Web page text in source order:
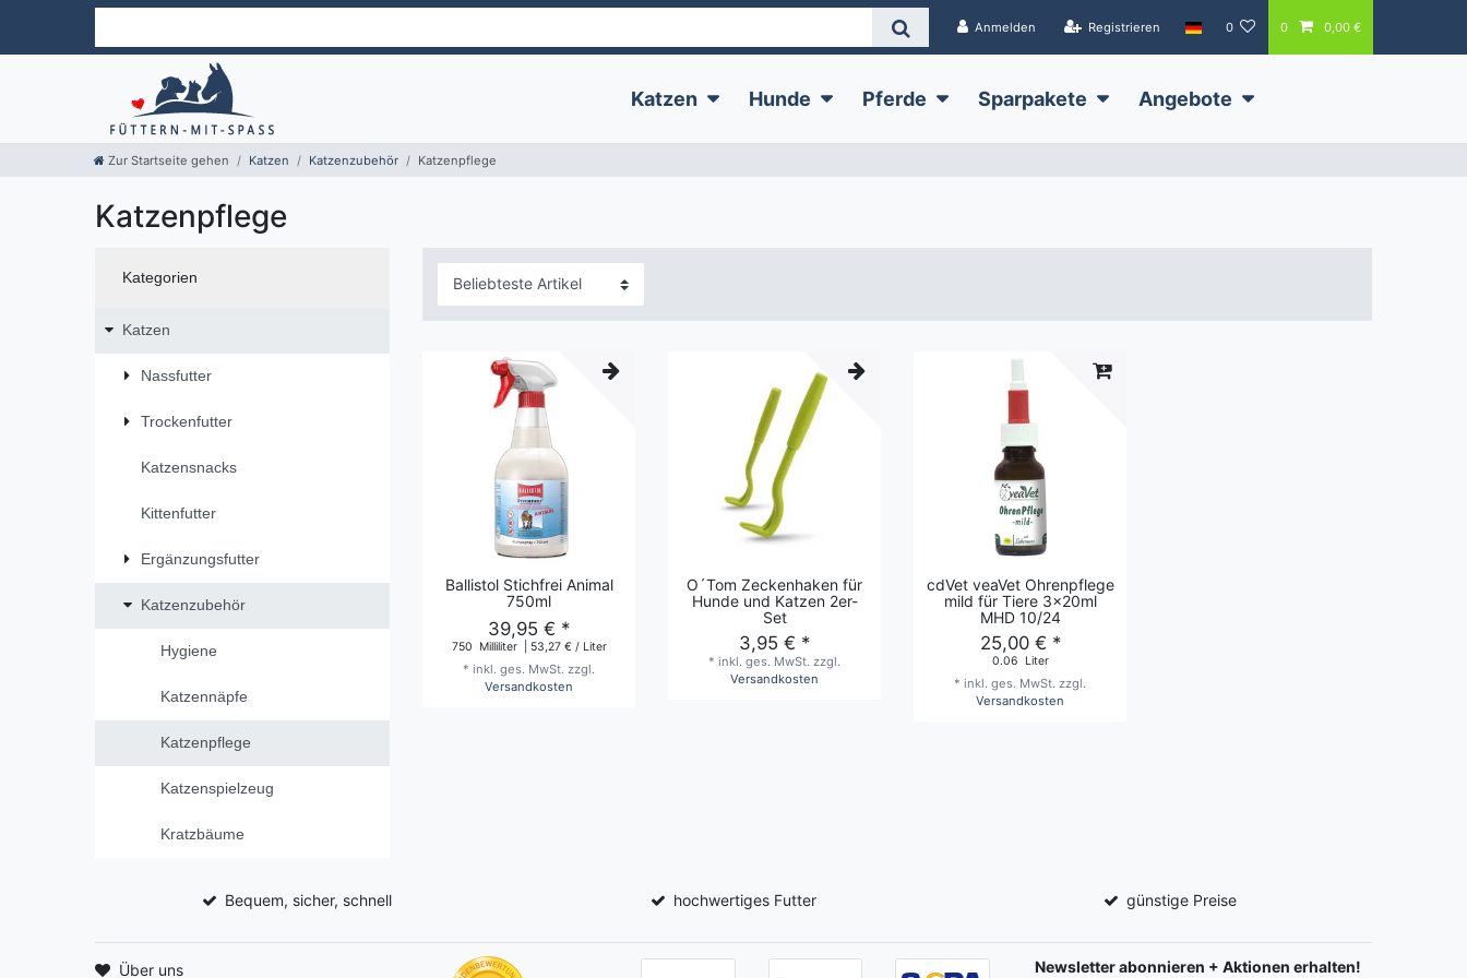
Anmelden Registrieren 0 0 0,00 €
Katzen Hunde Pferde Sparpakete Angebote
Zur Startseite gehen Katzen Katzenzubehör Katzenpflege
Katzenpflege
Kategorien
Katzen
Nassfutter
Trockenfutter
Katzensnacks
Kittenfutter
Ergänzungsfutter
Katzenzubehör
Hygiene
Katzennäpfe
Katzenpflege
Katzenspielzeug
Kratzbäume
Ballistol Stichfrei Animal
750ml
39,95 € *
750 Milliliter | 53,27 € / Liter
* inkl. ges. MwSt. zzgl.
Versandkosten
O´Tom Zeckenhaken für
Hunde und Katzen 2er-
Set
3,95 € *
* inkl. ges. MwSt. zzgl.
Versandkosten
cdVet veaVet Ohrenpflege
mild für Tiere 3x20ml
MHD 10/24
25,00 € *
0.06 Liter
* inkl. ges. MwSt. zzgl.
Versandkosten
Bequem, sicher, schnell hochwertiges Futter günstige Preise
Über uns
Newsletter abonnieren + Aktionen erhalten!